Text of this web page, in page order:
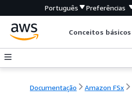
Português Preferências
Conceitos básicos
Documentação Amazon FSx